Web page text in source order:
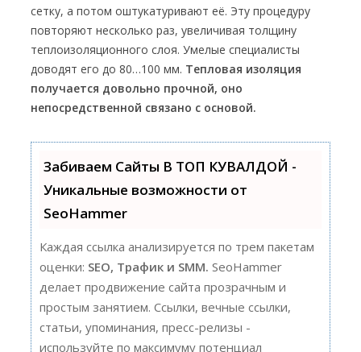
сетку, а потом оштукатуривают её. Эту процедуру
повторяют несколько раз, увеличивая толщину
теплоизоляционного слоя. Умелые специалисты
доводят его до 80…100 мм. Тепловая изоляция
получается довольно прочной, оно
непосредственной связано с основой.
Забиваем Сайты В ТОП КУВАЛДОЙ -
Уникальные возможности от
SeoHammer
Каждая ссылка анализируется по трем пакетам
оценки: SEO, Трафик и SMM. SeoHammer
делает продвижение сайта прозрачным и
простым занятием. Ссылки, вечные ссылки,
статьи, упоминания, пресс-релизы -
используйте по максимуму потенциал